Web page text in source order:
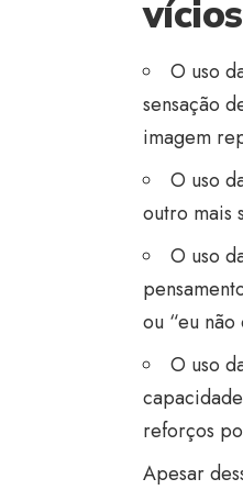
O uso
sensação
imagem
O uso
outro mais
O uso
ou “eu
O uso
reforços
Apesar